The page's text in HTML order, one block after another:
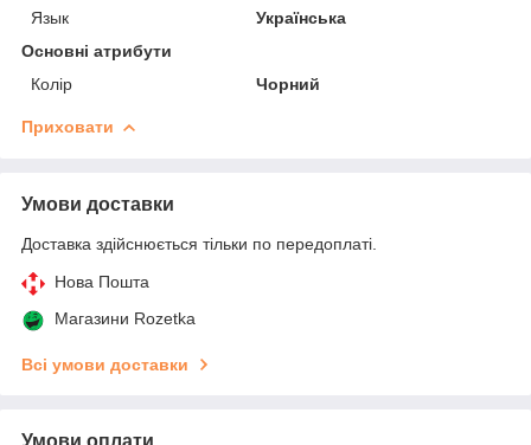
Язык
Українська
Основні атрибути
Колір
Чорний
Приховати
Умови доставки
Доставка здійснюється тільки по передоплаті.
Нова Пошта
Магазини Rozetka
Всі умови доставки
Умови оплати